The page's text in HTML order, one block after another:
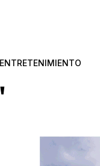
ENTRETENIMIENTO